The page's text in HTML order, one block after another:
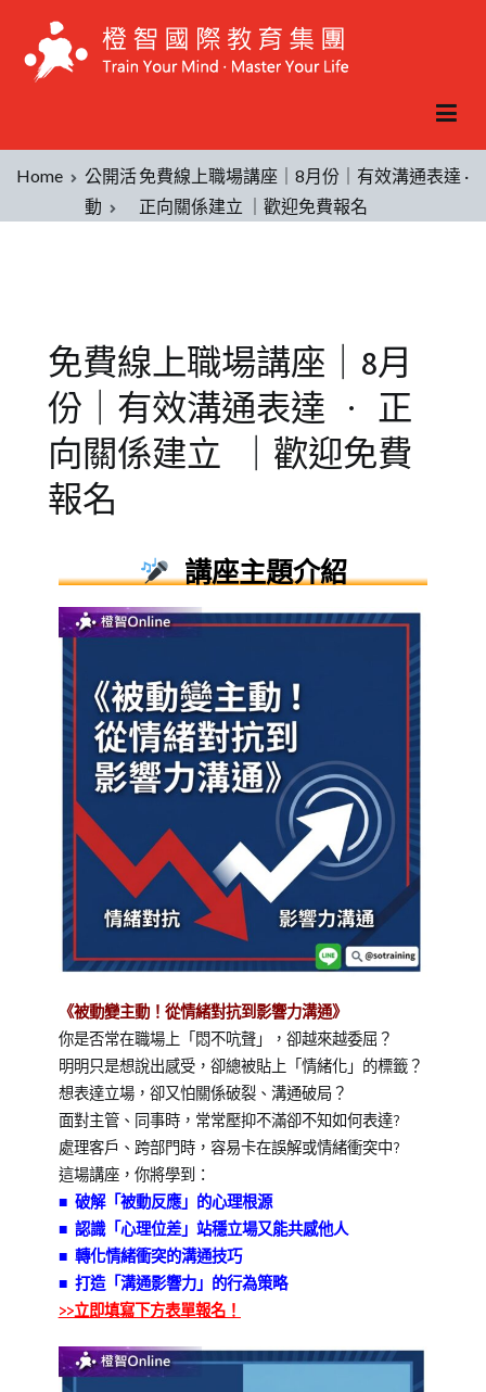
Home
公開活
動
免費線上職場講座｜8月份｜有效溝通表達 ·
正向關係建立 ｜歡迎免費報名
免費線上職場講座｜8月
份｜有效溝通表達 · 正
向關係建立 ｜歡迎免費
報名
on
2024-
02-
in
公
開
,
線
上
講
,
講座主題介紹
《被動變主動！從情緒對抗到影響力溝通》
你是否常在職場上「悶不吭聲」，卻越來越委屈？
明明只是想說出感受，卻總被貼上「情緒化」的標籤？
想表達立場，卻又怕關係破裂、溝通破局？
面對主管、同事時，常常壓抑不滿卻不知如何表達?
處理客戶、跨部門時，容易卡在誤解或情緒衝突中?
這場講座，你將學到：
■ 破解「被動反應」的心理根源
■ 認識「心理位差」站穩立場又能共感他人
■ 轉化情緒衝突的溝通技巧
■ 打造「溝通影響力」的行為策略
>>立即填寫下方表單報名！